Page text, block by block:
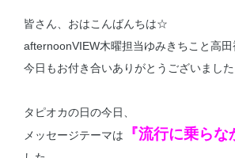
皆さん、おはこんばんちは☆
afternoonVIEW木曜担当ゆみきちこと高田
今日もお付き合いありがとうございました
タピオカの日の今日、
メッセージテーマは
『流行に乗らな